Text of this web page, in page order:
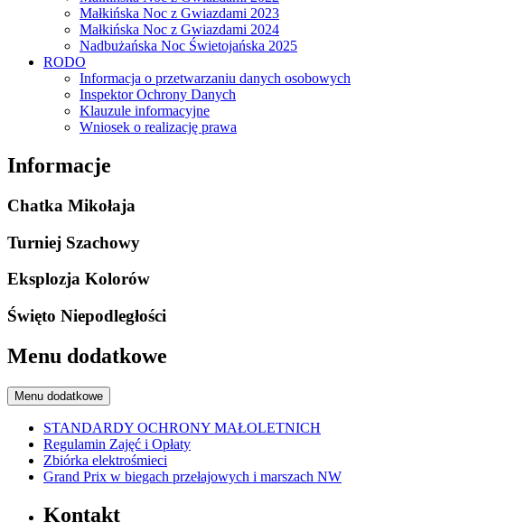
Małkińska Noc z Gwiazdami 2023
Małkińska Noc z Gwiazdami 2024
Nadbużańska Noc Świetojańska 2025
RODO
Informacja o przetwarzaniu danych osobowych
Inspektor Ochrony Danych
Klauzule informacyjne
Wniosek o realizację prawa
Informacje
Chatka Mikołaja
Turniej Szachowy
Eksplozja Kolorów
Święto Niepodległości
Menu dodatkowe
Menu dodatkowe
STANDARDY OCHRONY MAŁOLETNICH
Regulamin Zajęć i Opłaty
Zbiórka elektrośmieci
Grand Prix w biegach przełajowych i marszach NW
Kontakt